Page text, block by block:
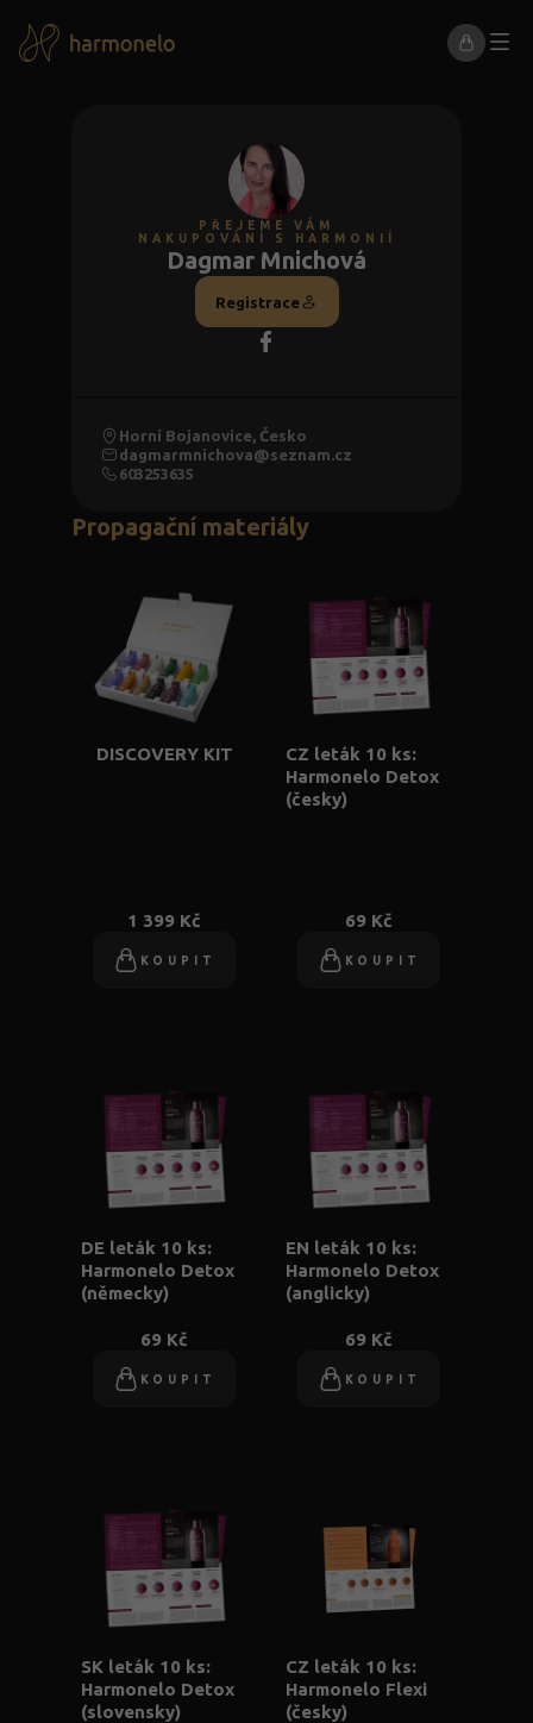
PŘEJEME VÁM
NAKUPOVÁNÍ S HARMONIÍ
Dagmar Mnichová
Registrace
Horní Bojanovice, Česko
dagmarmnichova@seznam.cz
603253635
Propagační materiály
DISCOVERY KIT
1 399 Kč
KOUPIT
CZ leták 10 ks:
Harmonelo Detox
(česky)
69 Kč
KOUPIT
DE leták 10 ks:
Harmonelo Detox
(německy)
69 Kč
KOUPIT
EN leták 10 ks:
Harmonelo Detox
(anglicky)
69 Kč
KOUPIT
SK leták 10 ks:
Harmonelo Detox
(slovensky)
CZ leták 10 ks:
Harmonelo Flexi
(česky)